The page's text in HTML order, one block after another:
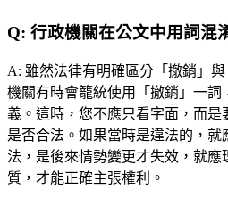
Q: 行政機關在公文中用詞混
A: 雖然法律有明確區分「撤銷」
機關有時會籠統使用「撤銷」一詞
義。這時，您不應只看字面，而
是否合法。如果當時是違法的，
法，是後來情勢變更才失效，就應
質，才能正確主張權利。